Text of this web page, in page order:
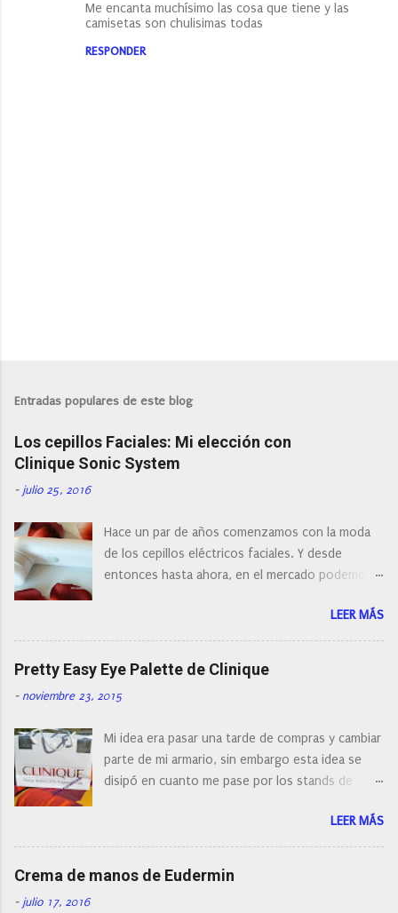
Me encanta muchísimo las cosa que tiene y las
camisetas son chulisimas todas
RESPONDER
l
a
r
n
o
m
e
n
t
a
o
Entradas populares de este blog
Los cepillos Faciales: Mi elección con
Clinique Sonic System
- julio 25, 2016
Hace un par de años comenzamos con la moda
de los cepillos eléctricos faciales. Y desde
entonces hasta ahora, en el mercado podemos
con diferentes características, a pilas, a batería,
cepillos de rotación o de oscilación... y
naturalmente de todos los precios. Existe en la
actualidad tal variedad, que antes de hacer la
compra debemos de hacernos unas preguntas:
post os voy a dar mi opinión de porque elegí mi
cepillo facial de Clinique
LEER MÁS
Pretty Easy Eye Palette de Clinique
- noviembre 23, 2015
Mi idea era pasar una tarde de compras y cambiar
parte de mi armario, sin embargo esta idea se
disipó en cuanto me pase por los stands de
resistirse a esta paleta de colores de Clinique.
LEER MÁS
Crema de manos de Eudermin
- julio 17, 2016